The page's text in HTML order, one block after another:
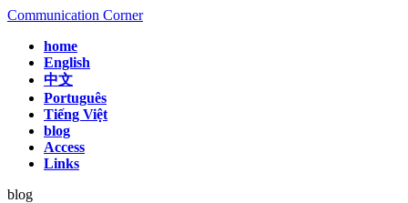
コ
プ
ナ
動
Communication Corner
home
English
中文
Português
Tiếng Việt
blog
Access
Links
blog